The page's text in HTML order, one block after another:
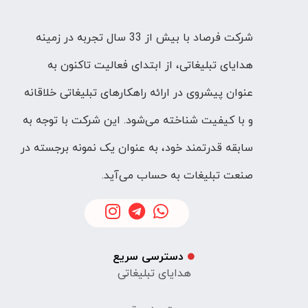
شرکت فرصاد با بیش از 33 سال تجربه در زمینه
هدایای تبلیغاتی، از ابتدای فعالیت تاکنون به
عنوان پیشروی در ارائه راهکارهای تبلیغاتی خلاقانه
و با کیفیت شناخته می‌شود. این شرکت با توجه به
سابقه قدرتمند خود، به عنوان یک نمونه برجسته در
صنعت تبلیغات به حساب می‌آید.
دسترسی سریع
هدایای تبلیغاتی